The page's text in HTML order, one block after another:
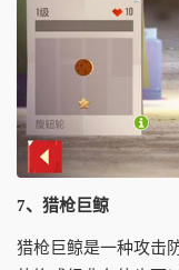
7、猎枪巨鲸
猎枪巨鲸是一种攻击